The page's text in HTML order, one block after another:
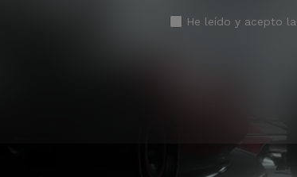
He leído y acepto la